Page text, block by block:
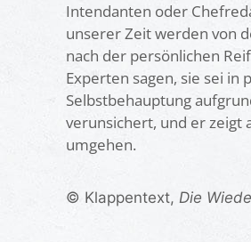
Intendanten oder
unserer Zeit werden von
nach der persönlichen
Experten sagen, sie sei in
Selbstbehauptung
verunsichert, und er zeigt
umgehen.
© Klappentext,Die